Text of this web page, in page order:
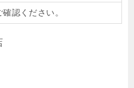
確認ください。